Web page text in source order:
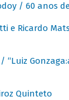
/ 60 anos
e Ricardo
“Luiz
Quinteto